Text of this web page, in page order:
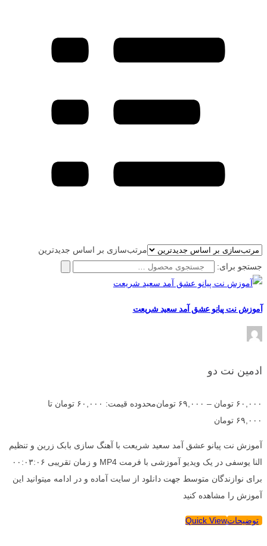
مرتب‌سازی بر اساس جدیدترین
جستجو برای:
آموزش نت پیانو عشق آمد سعید شریعت
ادمین نت دو
۶۰,۰۰۰ تومان – ۶۹,۰۰۰ تومان
محدوده قیمت: ۶۰,۰۰۰ تومان تا
۶۹,۰۰۰ تومان
آموزش نت پیانو عشق آمد سعید شریعت با آهنگ سازی بابک زرین و تنظیم
النا یوسفی در یک ویدیو آموزشی با فرمت MP4 و زمان تقریبی ۰۰:۰۳:۰۶
برای نوازندگان متوسط جهت دانلود از سایت آماده و در ادامه میتوانید این
آموزش را مشاهده کنید
توضیحاتQuick View